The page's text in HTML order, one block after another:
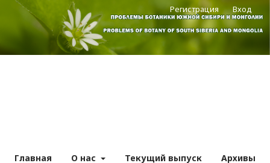
Главная О нас Текущий выпуск Архивы
Регистрация Вход